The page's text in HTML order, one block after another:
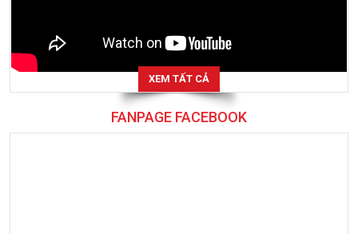
XEM TẤT CẢ
FANPAGE FACEBOOK